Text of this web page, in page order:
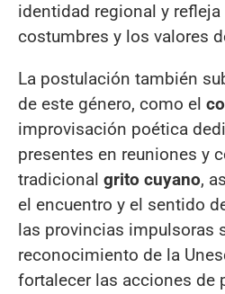
identidad regional y
costumbres y los valores
La postulación también
de este género, como el
improvisación poética
presentes en reuniones y
tradicional grito cuyano,
el encuentro y el sentido
las provincias impulsoras
reconocimiento de la
fortalecer las acciones de